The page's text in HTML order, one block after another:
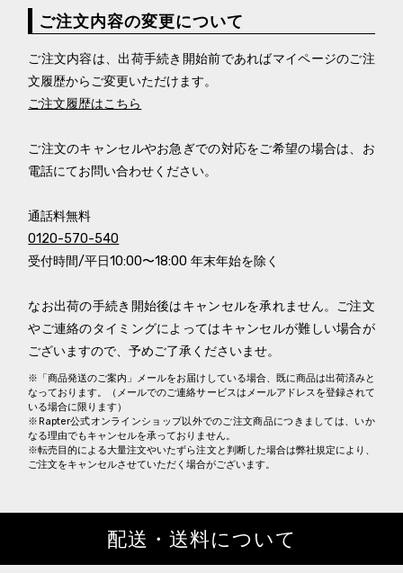
ご注文内容の変更について
ご注文内容は、出荷手続き開始前であればマイページのご注
文履歴からご変更いただけます。
ご注文履歴はこちら
ご注文のキャンセルやお急ぎでの対応をご希望の場合は、お
電話にてお問い合わせください。
通話料無料
0120-570-540
受付時間/平日10:00〜18:00 年末年始を除く
なお出荷の手続き開始後はキャンセルを承れません。ご注文
やご連絡のタイミングによってはキャンセルが難しい場合が
ございますので、予めご了承くださいませ。
※「商品発送のご案内」メールをお届けしている場合、既に商品は出荷済みと
なっております。（メールでのご連絡サービスはメールアドレスを登録されて
いる場合に限ります）
※Rapter公式オンラインショップ以外でのご注文商品につきましては、いか
なる理由でもキャンセルを承っておりません。
※転売目的による大量注文やいたずら注文と判断した場合は弊社規定により、
ご注文をキャンセルさせていただく場合がございます。
配送・送料について